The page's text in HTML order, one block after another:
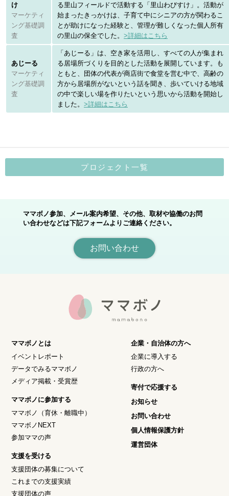
け
マーケティ
ング基礎調
査
る里山フィールドで活動する「里山わびすけ」。活動が
始まったきっかけは、子育て中にシニアの方が関わるこ
とが助けになった経験と、管理が難しくなった個人所有
の里山の保全でした。 >詳細はこちら
あじーる
マーケティ
ング基礎調
査
「あじーる」は、空き家を活用し、すべての人が集まれ
る居場所づくりを目的とした活動を展開しています。も
ともと、団体の代表が商店街で食堂を営む中で、高齢の
方から居場所がないという話を聞き、歩いていける地域
の中で楽しい場を作りたいという思いから活動を開始し
ました。 >詳細はこちら
プロジェクト一覧
ママボノ参加、メール案内希望、その他、取材や協働のお問
い合わせなどは下記フォームよりご連絡ください。
お問い合わせ
ママボノとは
イベントレポート
データでみるママボノ
メディア掲載・受賞歴
ママボノに参加する
ママボノ（育休・離職中）
ママボノNEXT
参加ママの声
支援を受ける
支援団体の募集について
これまでの支援実績
支援団体の声
企業・自治体の方へ
企業に導入する
行政の方へ
寄付で応援する
お知らせ
お問い合わせ
個人情報保護方針
運営団体